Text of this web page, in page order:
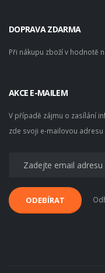
DOPRAVA ZDARMA
Při nákupu zboží v hodnotě
AKCE E-MAILEM
V případě zájmu o zasílání
zde svoji e-mailovou
ODEBÍRAT